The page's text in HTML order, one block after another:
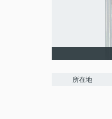
所在地